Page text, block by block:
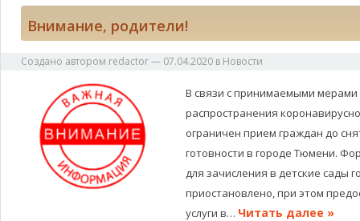
Внимание, родители!
Создано автором redactor— 07.04.2020 в Новости
В связи с принимаемыми
распространения
ограничен прием граждан до
готовности в городе Тюмени.
для зачисления в детские сады
приостановлено, при этом
услуги в… Читать далее »